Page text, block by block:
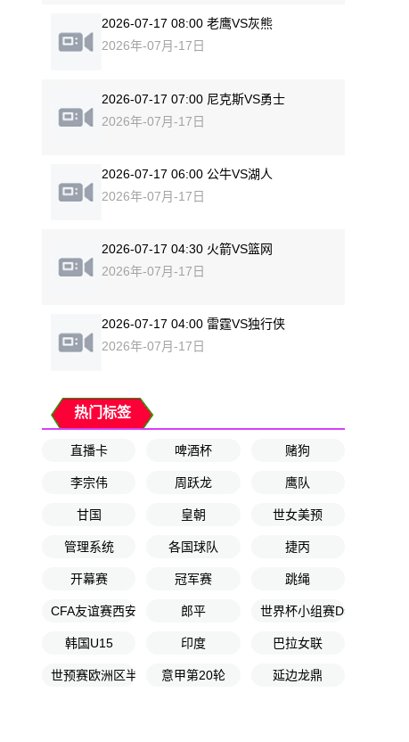
2026-07-17 08:00 老鹰VS灰熊
2026年-07月-17日
2026-07-17 07:00 尼克斯VS勇士
2026年-07月-17日
2026-07-17 06:00 公牛VS湖人
2026年-07月-17日
2026-07-17 04:30 火箭VS篮网
2026年-07月-17日
2026-07-17 04:00 雷霆VS独行侠
2026年-07月-17日
热门标签
直播卡 啤酒杯 赌狗
李宗伟 周跃龙 鹰队
甘国 皇朝 世女美预
管理系统 各国球队 捷丙
开幕赛 冠军赛 跳绳
CFA友谊赛西安赛 郎平 世界杯小组赛D组第1轮
韩国U15 印度 巴拉女联
世预赛欧洲区半决赛意甲第20轮 延边龙鼎